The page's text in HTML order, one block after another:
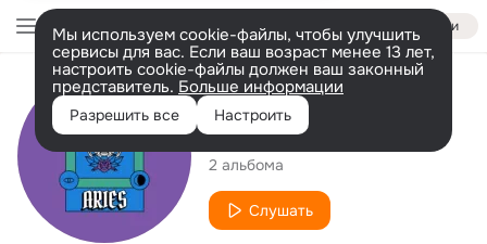
Войти
Мы используем cookie-файлы, чтобы улучшить
сервисы для вас. Если ваш возраст менее 13 лет,
настроить cookie-файлы должен ваш законный
представитель. Больше информации
Разрешить все Настроить
Исполнитель
Dj Lenihan
2 альбома
Слушать